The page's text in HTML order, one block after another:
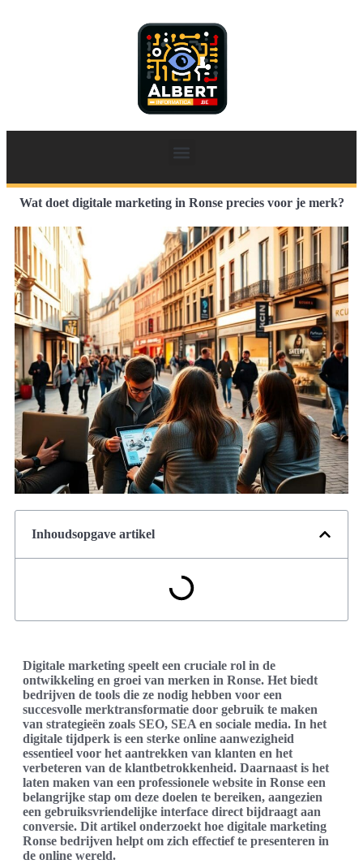
Wat doet digitale marketing in Ronse precies voor je merk?
Inhoudsopgave artikel
Digitale marketing speelt een cruciale rol in de
ontwikkeling en groei van merken in Ronse. Het biedt
bedrijven de tools die ze nodig hebben voor een
succesvolle merktransformatie door gebruik te maken
van strategieën zoals SEO, SEA en sociale media. In het
digitale tijdperk is een sterke online aanwezigheid
essentieel voor het aantrekken van klanten en het
verbeteren van de klantbetrokkenheid. Daarnaast is het
laten maken van een professionele website in Ronse een
belangrijke stap om deze doelen te bereiken, aangezien
een gebruiksvriendelijke interface direct bijdraagt aan
conversie. Dit artikel onderzoekt hoe digitale marketing
Ronse bedrijven helpt om zich effectief te presenteren in
de online wereld.